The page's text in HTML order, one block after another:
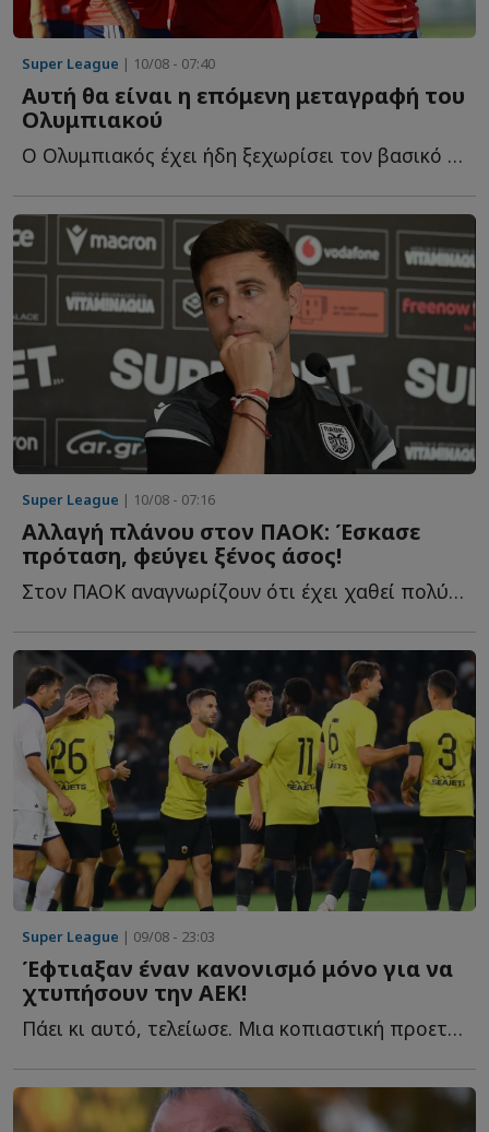
Super League | 10/08 - 07:40
Αυτή θα είναι η επόμενη μεταγραφή του
Ολυμπιακού
Ο Ολυμπιακός έχει ήδη ξεχωρίσει τον βασικό του στόχο γ...
Super League | 10/08 - 07:16
Αλλαγή πλάνου στον ΠΑΟΚ: Έσκασε
πρόταση, φεύγει ξένος άσος!
Στον ΠΑΟΚ αναγνωρίζουν ότι έχει χαθεί πολύτιμος χρόνος σ...
Super League | 09/08 - 23:03
Έφτιαξαν έναν κανονισμό μόνο για να
χτυπήσουν την ΑΕΚ!
Πάει κι αυτό, τελείωσε. Μια κοπιαστική προετοιμασία για τα ...